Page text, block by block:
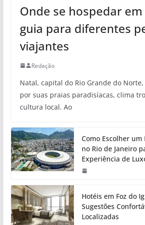
Onde se hospedar
guia para diferentes
viajantes
Redação
Natal, capital do Rio Grande do
por suas praias paradisíacas, clima
cultura local. Ao
Como Escolher um
no Rio de Janeiro
Experiência de
Hotéis em Foz do
Sugestões
Localizadas